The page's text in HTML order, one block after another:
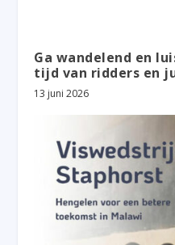
Ga wandelend en
tijd van ridders en
13 juni 2026